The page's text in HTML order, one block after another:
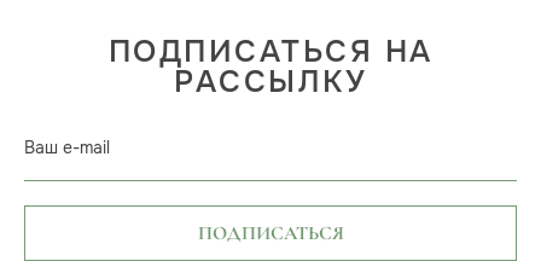
ПОДПИСАТЬСЯ НА
РАССЫЛКУ
Ваш e-mail
ПОДПИСАТЬСЯ